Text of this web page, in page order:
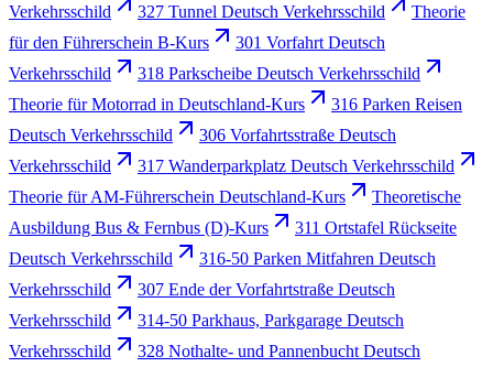
Verkehrsschild
327 Tunnel Deutsch Verkehrsschild
Theorie
für den Führerschein B-Kurs
301 Vorfahrt Deutsch
Verkehrsschild
318 Parkscheibe Deutsch Verkehrsschild
Theorie für Motorrad in Deutschland-Kurs
316 Parken Reisen
Deutsch Verkehrsschild
306 Vorfahrtsstraße Deutsch
Verkehrsschild
317 Wanderparkplatz Deutsch Verkehrsschild
Theorie für AM-Führerschein Deutschland-Kurs
Theoretische
Ausbildung Bus & Fernbus (D)-Kurs
311 Ortstafel Rückseite
Deutsch Verkehrsschild
316-50 Parken Mitfahren Deutsch
Verkehrsschild
307 Ende der Vorfahrtstraße Deutsch
Verkehrsschild
314-50 Parkhaus, Parkgarage Deutsch
Verkehrsschild
328 Nothalte- und Pannenbucht Deutsch